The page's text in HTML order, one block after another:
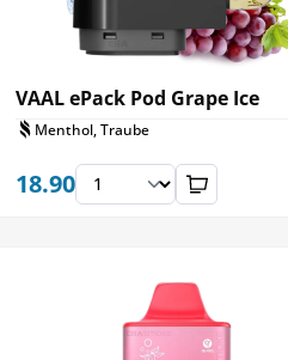
VAAL ePack Pod Grape Ice
Menthol, Traube
18.90